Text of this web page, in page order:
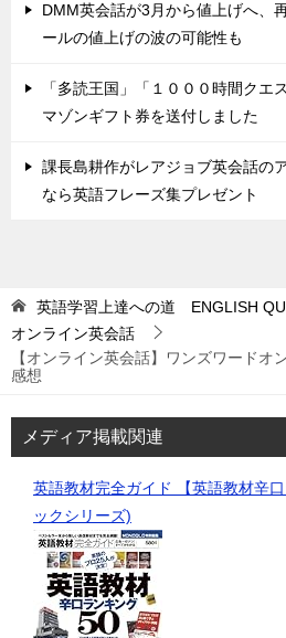
DMM英会話が3月から値上げへ、
ールの値上げの波の可能性も
「多読王国」「１０００時間クエ
マゾンギフト券を送付しました
課長島耕作がレアジョブ英会話の
なら英語フレーズ集プレゼント
英語学習上達への道 ENGLISH
オンライン英会話
【オンライン英会話】ワンズワードオ
感想
メディア掲載関連
英語教材完全ガイド 【英語教材辛
ックシリーズ)